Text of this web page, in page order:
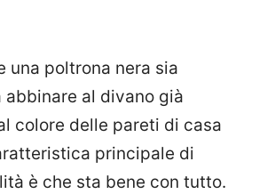
una poltrona nera sia
abbinare al divano già
colore delle pareti di casa
principale di
è che sta bene con tutto.